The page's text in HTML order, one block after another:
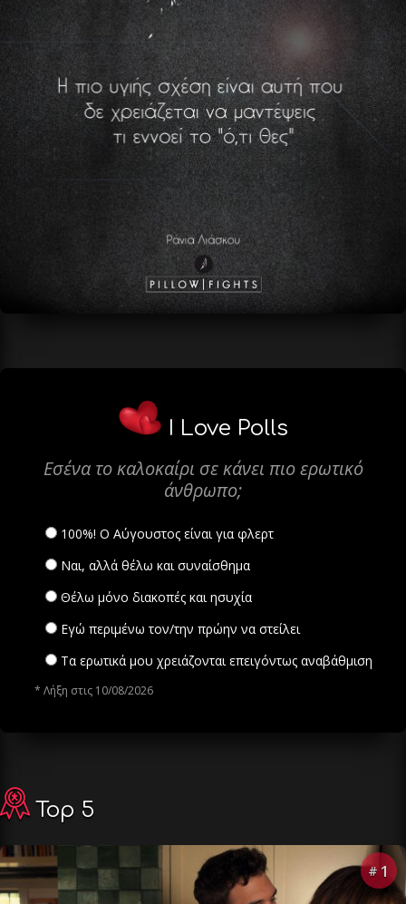
I Love Polls
Εσένα το καλοκαίρι σε κάνει πιο ερωτικό
άνθρωπο;
100%! Ο Αύγουστος είναι για φλερτ
Ναι, αλλά θέλω και συναίσθημα
Θέλω μόνο διακοπές και ησυχία
Εγώ περιμένω τον/την πρώην να στείλει
Τα ερωτικά μου χρειάζονται επειγόντως αναβάθμιση
* Λήξη στις 10/08/2026
Top 5
# 1